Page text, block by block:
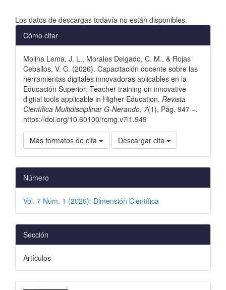
Los datos de descargas todavía no están disponibles.
Detalles
del
artículo
Cómo citar
Molina Lema, J. L., Morales Delgado, C. M., & Rojas
Ceballos, V. C. (2026). Capacitación docente sobre las
herramientas digitales innovadoras aplicables en la
Educación Superior: Teacher training on innovative
digital tools applicable in Higher Education. Revista
Científica Multidisciplinar G-Nerando, 7(1), Pág. 947 –.
https://doi.org/10.60100/rcmg.v7i1.949
Más formatos de cita Descargar cita
Número
Vol. 7 Núm. 1 (2026): Dimensión Científica
Sección
Artículos